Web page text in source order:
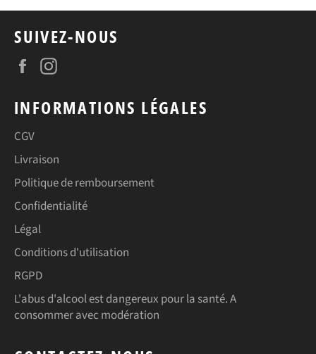
SUIVEZ-NOUS
Facebook
INFORMATIONS LÉGALES
CGV
Livraison
Politique de remboursement
Confidentialité
Légal
Conditions d'utilisation
RGPD
L'abus d'alcool est dangereux pour la santé. A
consommer avec modération